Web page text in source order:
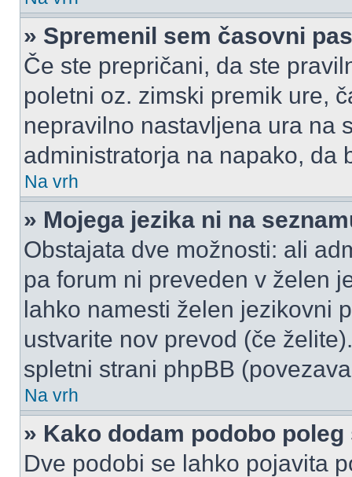
» Spremenil sem časovni
Če ste prepričani, da ste
poletni oz. zimski premik ure,
nepravilno nastavljena ura na
administratorja na napako, da
Na vrh
» Mojega jezika ni na
Obstajata dve možnosti: ali
pa forum ni preveden v želen
lahko namesti želen jezikovni
ustvarite nov prevod (če
spletni strani phpBB
Na vrh
» Kako dodam podobo
Dve podobi se lahko pojavita